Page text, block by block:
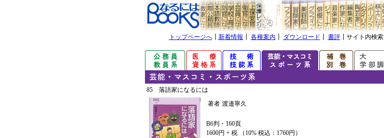
トップページへ┃ 新着情報 各種案内 ダウンロード 書評┃サイト内検索
85 落語家になるには
著者 渡邉寧久
B6判・160頁
1600円 + 税 （10% 税込：1760円）